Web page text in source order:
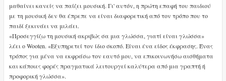
μαθαίνει κανείς να παίζει μουσική. Γι' αυτόν, η πρώτη επαφή του παιδιού
με τη μουσική δεν θα έπρεπε να είναι διαφορετική από τον τρόπο που το
παιδί ξεκινάει να μιλάει.
«Προσεγγίζω τη μουσική ακριβώς σα μια γλώσσα, γιατί είναι γλώσσα»
λέει ο Wooten. «Εξυπηρετεί τον ίδιο σκοπό. Είναι ένα είδος έκφρασης. Ένας
τρόπος για μένα να εκφράσω τον εαυτό μου, να επικοινωνήσω αισθήματα
και κάποιες φορές πραγματικά λειτουργεί καλύτερα από μια γραπτή ή
προφορική γλώσσα».